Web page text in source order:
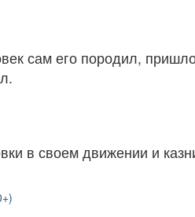
сам его породил,
в своем движении и